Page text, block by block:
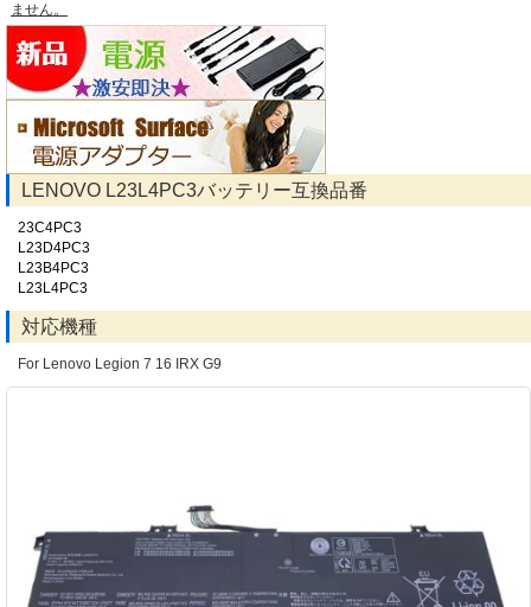
ません。
LENOVO L23L4PC3バッテリー互換品番
23C4PC3
L23D4PC3
L23B4PC3
L23L4PC3
対応機種
For Lenovo Legion 7 16 IRX G9